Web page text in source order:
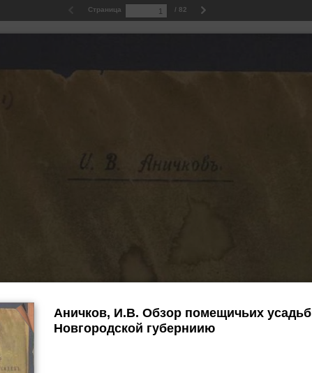
Страница / 82
Аничков, И.В. Обзор помещичьих усадьб
Новгородской губерниию